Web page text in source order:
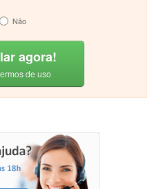
Não
agora!
de uso